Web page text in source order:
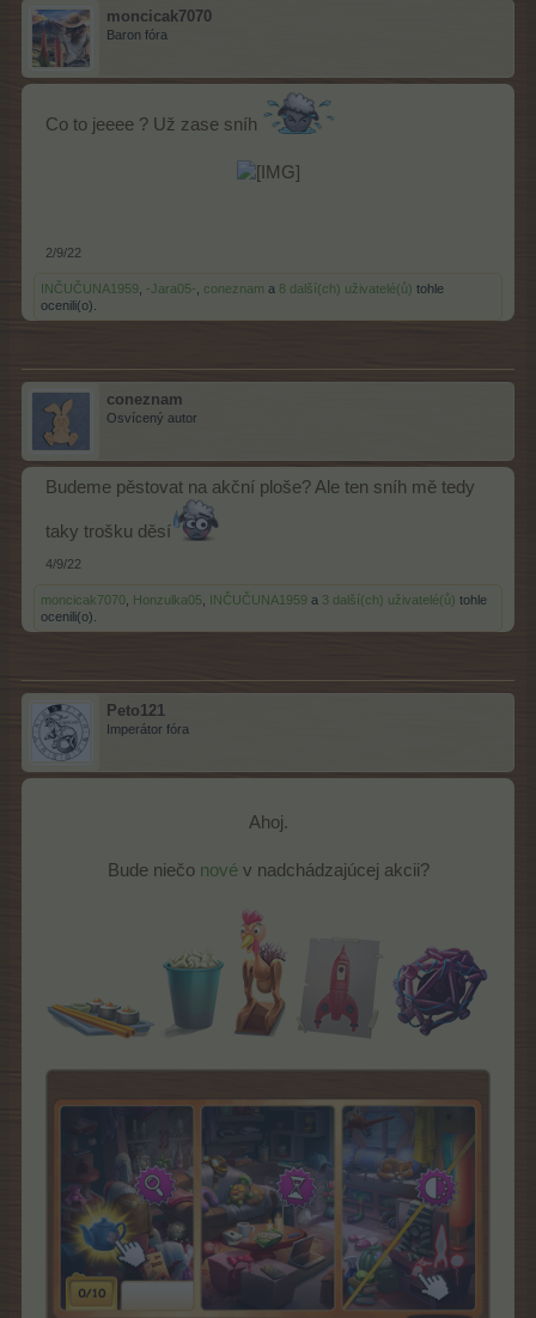
moncicak7070
Baron fóra
Co to jeeee ? Už zase sníh
2/9/22
INČUČUNA1959 -Jara05- coneznam a 8 další(ch) uživatelé(ů) tohle
ocenili(o).
coneznam
Osvícený autor
Budeme pěstovat na akční ploše? Ale ten sníh mě tedy
taky trošku děsí
4/9/22
moncicak7070 Honzulka05 INČUČUNA1959 a 3 další(ch) uživatelé(ů) tohle
ocenili(o).
Peto121
Imperátor fóra
Ahoj.
Bude niečo novév nadchádzajúcej akcii?